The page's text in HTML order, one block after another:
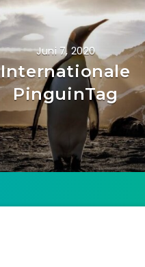
Juni 7, 2020
Internationale
PinguinTag